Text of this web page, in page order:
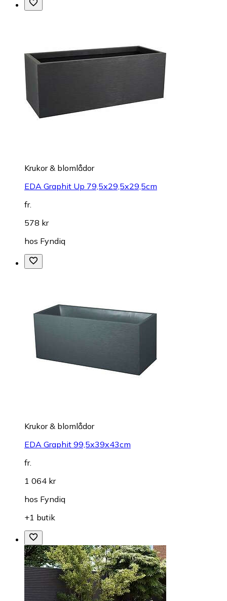
Krukor & blomlådor
EDA Graphit Up 79,5x29,5x29,5cm
fr.
578 kr
hos Fyndiq
Krukor & blomlådor
EDA Graphit 99,5x39x43cm
fr.
1 064 kr
hos Fyndiq
+1 butik